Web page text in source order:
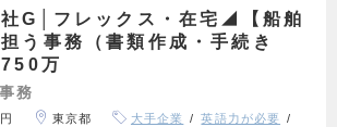
G│フレックス・在宅◢【船舶
う事務（書類作成・手続き
万
務
東京都 大手企業
英語力が必要